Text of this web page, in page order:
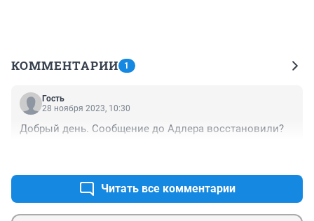
КОММЕНТАРИИ 1
Гость
28 ноября 2023, 10:30
Добрый день. Сообщение до Адлера восстановили?
Читать все комментарии